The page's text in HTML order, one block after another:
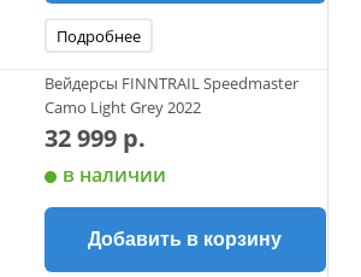
Подробнее
Вейдерсы FINNTRAIL Speedmaster
Camo Light Grey 2022
32 999 р.
в наличии
Добавить в корзину